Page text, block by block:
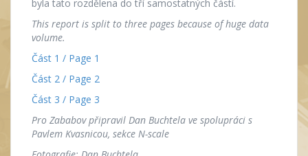
byla tato rozdělena do tří samostatných částí.
This report is split to three pages because of huge data
volume.
Část 1 / Page 1
Část 2 / Page 2
Část 3 / Page 3
Pro Zababov připravil Dan Buchtela ve spolupráci s
Pavlem Kvasnicou, sekce N-scale